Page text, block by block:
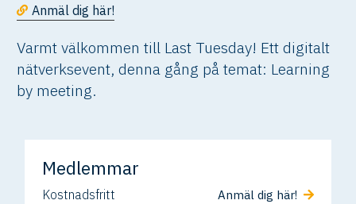
Anmäl dig här!
Varmt välkommen till Last Tuesday! Ett digitalt
nätverksevent, denna gång på temat: Learning
by meeting.
Medlemmar
Kostnadsfritt Anmäl dig här!